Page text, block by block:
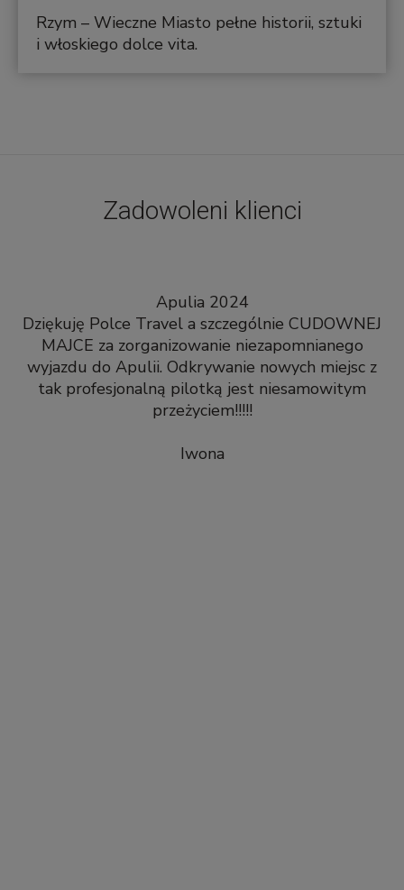
Rzym – Wieczne Miasto pełne historii, sztuki
i włoskiego dolce vita.
Zadowoleni klienci
Apulia 2024
Dziękuję Polce Travel a szczególnie CUDOWNEJ
MAJCE za zorganizowanie niezapomnianego
wyjazdu do Apulii. Odkrywanie nowych miejsc z
tak profesjonalną pilotką jest niesamowitym
przeżyciem!!!!!
Iwona